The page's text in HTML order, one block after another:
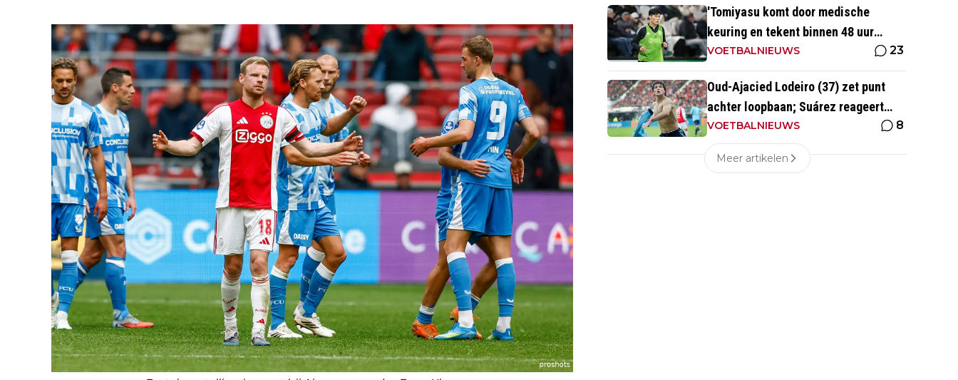
'Tomiyasu komt door medische
keuring en tekent binnen 48 uur
contract bij nieuwe club'
VOETBALNIEUWS 23
Oud-Ajacied Lodeiro (37) zet punt
achter loopbaan; Suárez reageert
emotioneel
VOETBALNIEUWS 8
Meer artikelen